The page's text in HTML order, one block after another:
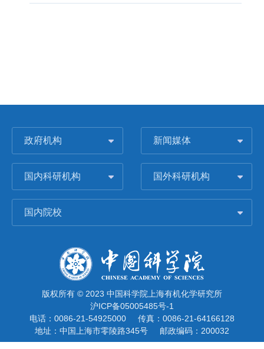
政府机构 新闻媒体
国内科研机构 国外科研机构
国内院校
版权所有 © 2023 中国科学院上海有机化学研究所
沪ICP备05005485号-1
电话：0086-21-54925000
传真：0086-21-64166128
地址：中国上海市零陵路345号
邮政编码：200032